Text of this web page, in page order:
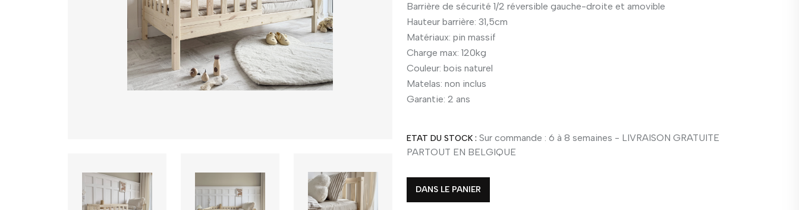
Barrière de sécurité 1/2 réversible gauche-droite et amovible
Hauteur barrière: 31,5cm
Matériaux: pin massif
Charge max: 120kg
Couleur: bois naturel
Matelas: non inclus
Garantie: 2 ans
ETAT DU STOCK : Sur commande : 6 à 8 semaines - LIVRAISON GRATUITE
PARTOUT EN BELGIQUE
DANS LE PANIER